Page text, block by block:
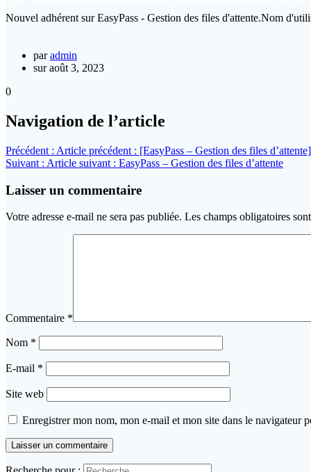
Nouvel adhérent sur EasyPass - Gestion des files d'attente.Nom
paradmin
sur août 3, 2023
0
Navigation de l’article
Précédent : Article précédent : [EasyPass – Gestion des files
Suivant : Article suivant : EasyPass – Gestion des files d’attente
Laisser un commentaire
Votre adresse e-mail ne sera pas publiée. Les champs obligatoires
Commentaire *
Nom *
E-mail *
Site web
Enregistrer mon nom, mon e-mail et mon site dans le navigateur